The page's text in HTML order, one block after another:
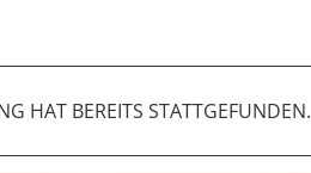
HAT BEREITS STATTGEFUNDEN.